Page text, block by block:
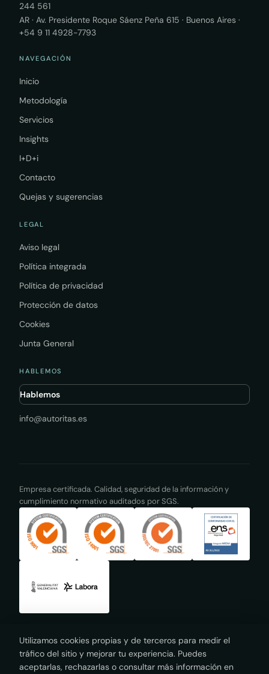
244 561
AR · Av. Presidente Roque Sáenz Peña 615 · Buenos Aires ·
+54 9 11 4928-7793
NAVEGACIÓN
Inicio
Metodología
Servicios
Insights
I+D+i
Contacto
Quejas y sugerencias
LEGAL
Aviso legal
Política integrada
Política de privacidad
Protección de datos
Cookies
Junta General
HABLEMOS
Hablemos
info@autoritas.es
Empresa certificada. Calidad, seguridad de la información y
cumplimiento normativo auditados por SGS.
© 2026 Autoritas Consulting. Todos los derechos reservados.
Utilizamos cookies propias y de terceros para medir el
tráfico del sitio y mejorar tu experiencia. Puedes
aceptarlas, rechazarlas o consultar más información en